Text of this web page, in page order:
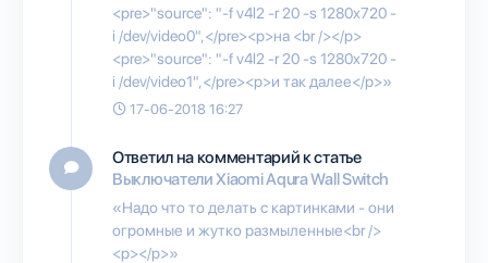
<pre>"source": "-f v4l2 -r 20 -s 1280x720 -
i /dev/video0",</pre><p>на <br /></p>
<pre>"source": "-f v4l2 -r 20 -s 1280x720 -
i /dev/video1",</pre><p>и так далее</p>»
17-06-2018 16:27
Ответил на комментарий к статье
Выключатели Xiaomi Aqura Wall Switch
«Надо что то делать с картинками - они
огромные и жутко размыленные<br />
<p></p>»